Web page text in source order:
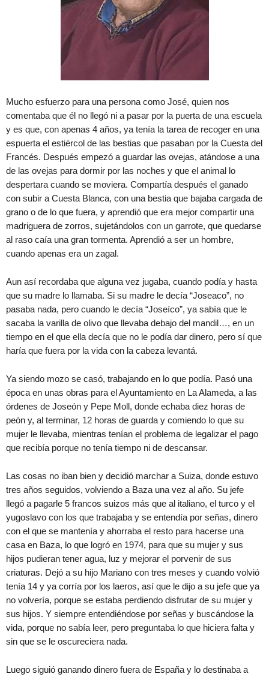
Mucho esfuerzo para una persona como José, quien nos
comentaba que él no llegó ni a pasar por la puerta de una escuela
y es que, con apenas 4 años, ya tenía la tarea de recoger en una
espuerta el estiércol de las bestias que pasaban por la Cuesta del
Francés. Después empezó a guardar las ovejas, atándose a una
de las ovejas para dormir por las noches y que el animal lo
despertara cuando se moviera. Compartía después el ganado
con subir a Cuesta Blanca, con una bestia que bajaba cargada de
grano o de lo que fuera, y aprendió que era mejor compartir una
madriguera de zorros, sujetándolos con un garrote, que quedarse
al raso caía una gran tormenta. Aprendió a ser un hombre,
cuando apenas era un zagal.
Aun así recordaba que alguna vez jugaba, cuando podía y hasta
que su madre lo llamaba. Si su madre le decía “Joseaco”, no
pasaba nada, pero cuando le decía “Joseíco”, ya sabía que le
sacaba la varilla de olivo que llevaba debajo del mandil…, en un
tiempo en el que ella decía que no le podía dar dinero, pero sí que
haría que fuera por la vida con la cabeza levantá.
Ya siendo mozo se casó, trabajando en lo que podía. Pasó una
época en unas obras para el Ayuntamiento en La Alameda, a las
órdenes de Joseón y Pepe Moll, donde echaba diez horas de
peón y, al terminar, 12 horas de guarda y comiendo lo que su
mujer le llevaba, mientras tenían el problema de legalizar el pago
que recibía porque no tenía tiempo ni de descansar.
Las cosas no iban bien y decidió marchar a Suiza, donde estuvo
tres años seguidos, volviendo a Baza una vez al año. Su jefe
llegó a pagarle 5 francos suizos más que al italiano, el turco y el
yugoslavo con los que trabajaba y se entendía por señas, dinero
con el que se mantenía y ahorraba el resto para hacerse una
casa en Baza, lo que logró en 1974, para que su mujer y sus
hijos pudieran tener agua, luz y mejorar el porvenir de sus
criaturas. Dejó a su hijo Mariano con tres meses y cuando volvió
tenía 14 y ya corría por los laeros, así que le dijo a su jefe que ya
no volvería, porque se estaba perdiendo disfrutar de su mujer y
sus hijos. Y siempre entendiéndose por señas y buscándose la
vida, porque no sabía leer, pero preguntaba lo que hiciera falta y
sin que se le oscureciera nada.
Luego siguió ganando dinero fuera de España y lo destinaba a